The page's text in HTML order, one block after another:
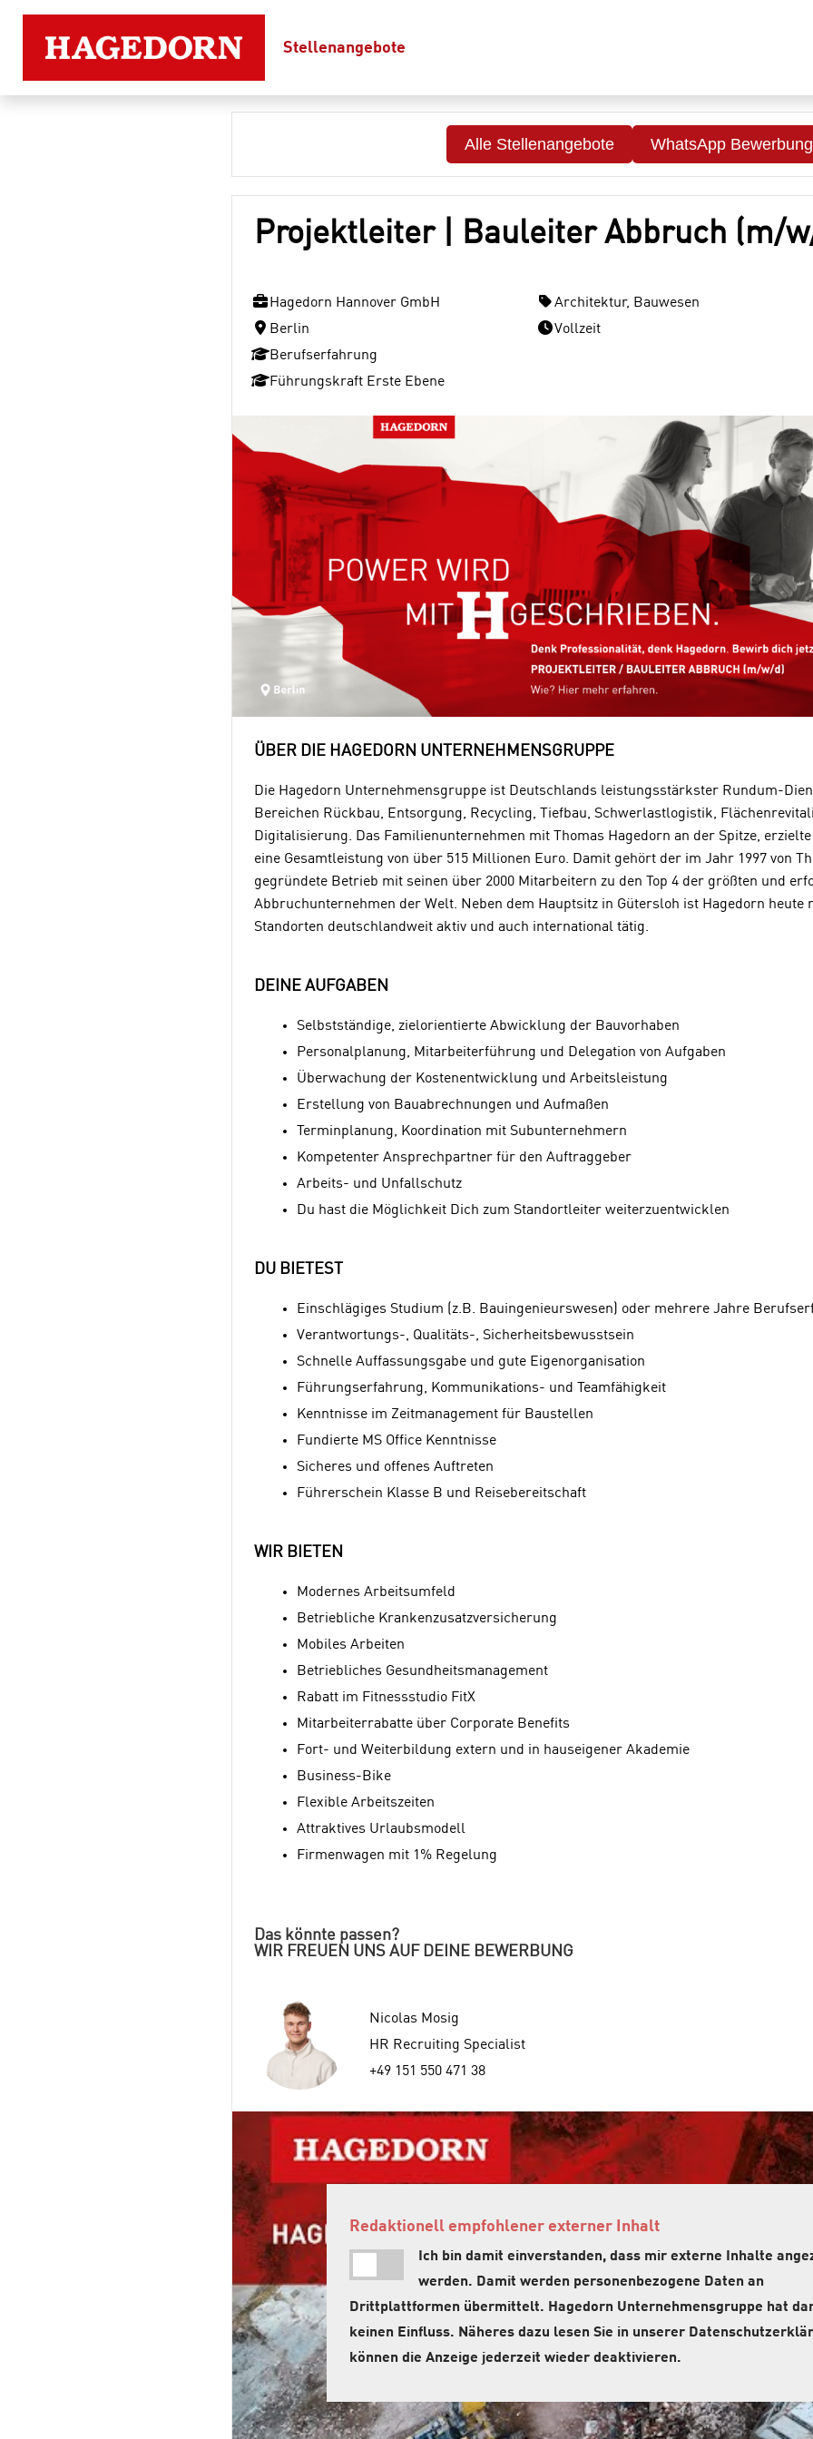
Stellenangebote
Alle Stellenangebote WhatsApp Bewerbung
Projektleiter | Bauleiter Abbruch (m/
Hagedorn Hannover GmbH
Berlin
Berufserfahrung
Führungskraft Erste Ebene
Architektur, Bauwesen
Vollzeit
ÜBER DIE HAGEDORN UNTERNEHMENSGRUPPE
Die Hagedorn Unternehmensgruppe ist Deutschlands leistungsstärkster Rundum-
Bereichen Rückbau, Entsorgung, Recycling, Tiefbau, Schwerlastlogistik,
Digitalisierung. Das Familienunternehmen mit Thomas Hagedorn an der Spitze,
eine Gesamtleistung von über 515 Millionen Euro. Damit gehört der im Jahr 1997 von
gegründete Betrieb mit seinen über 2000 Mitarbeitern zu den Top 4 der größten und
Abbruchunternehmen der Welt. Neben dem Hauptsitz in Gütersloh ist Hagedorn heute
Standorten deutschlandweit aktiv und auch international tätig.
DEINE AUFGABEN
Selbstständige, zielorientierte Abwicklung der Bauvorhaben
Personalplanung, Mitarbeiterführung und Delegation von Aufgaben
Überwachung der Kostenentwicklung und Arbeitsleistung
Erstellung von Bauabrechnungen und Aufmaßen
Terminplanung, Koordination mit Subunternehmern
Kompetenter Ansprechpartner für den Auftraggeber
Arbeits- und Unfallschutz
Du hast die Möglichkeit Dich zum Standortleiter weiterzuentwicklen
DU BIETEST
Einschlägiges Studium (z.B. Bauingenieurswesen) oder mehrere Jahre
Verantwortungs-, Qualitäts-, Sicherheitsbewusstsein
Schnelle Auffassungsgabe und gute Eigenorganisation
Führungserfahrung, Kommunikations- und Teamfähigkeit
Kenntnisse im Zeitmanagement für Baustellen
Fundierte MS Office Kenntnisse
Sicheres und offenes Auftreten
Führerschein Klasse B und Reisebereitschaft
WIR BIETEN
Modernes Arbeitsumfeld
Betriebliche Krankenzusatzversicherung
Mobiles Arbeiten
Betriebliches Gesundheitsmanagement
Rabatt im Fitnessstudio FitX
Mitarbeiterrabatte über Corporate Benefits
Fort- und Weiterbildung extern und in hauseigener Akademie
Business-Bike
Flexible Arbeitszeiten
Attraktives Urlaubsmodell
Firmenwagen mit 1% Regelung
Das könnte passen?
WIR FREUEN UNS AUF DEINE BEWERBUNG
Nicolas Mosig
HR Recruiting Specialist
+49 151 550 471 38
Redaktionell empfohlener externer Inhalt
Ich bin damit einverstanden, dass mir externe Inhalte
werden. Damit werden personenbezogene Daten an
Drittplattformen übermittelt. Hagedorn Unternehmensgruppe hat
keinen Einfluss. Näheres dazu lesen Sie in unserer
können die Anzeige jederzeit wieder deaktivieren.